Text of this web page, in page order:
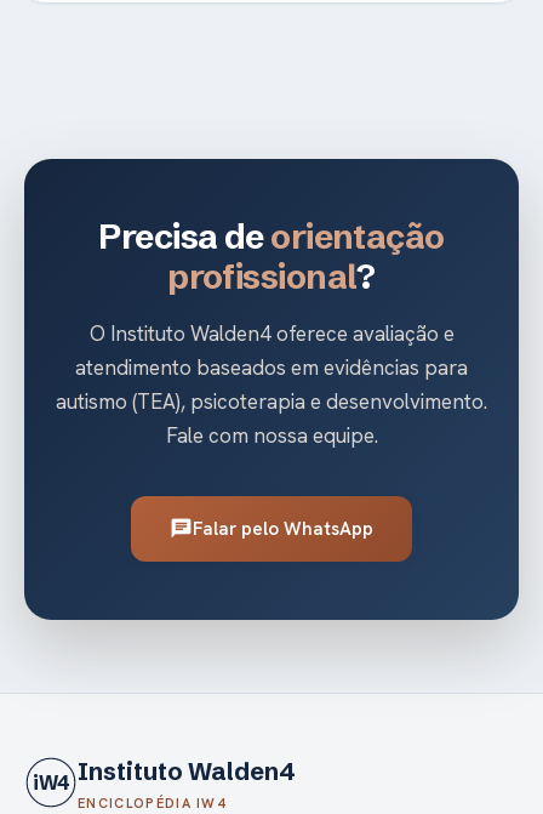
Precisa deorientação
profissional?
O Instituto Walden4 oferece avaliação e
atendimento baseados em evidências para
autismo (TEA), psicoterapia e desenvolvimento.
Fale com nossa equipe.
chatFalar pelo WhatsApp
iW4 Instituto Walden4
ENCICLOPÉDIA IW4